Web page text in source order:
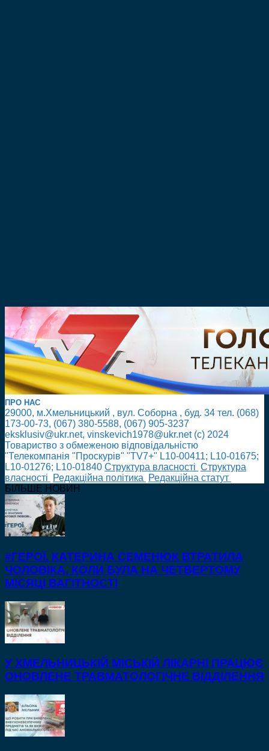
ПРО НАС
29000, м.Хмельницький , вул. Соборна , буд. 34 тел. (068)
173-00-73, (067) 380-5588, (067) 905-3237
eksklusiv@ukr.net, vinskevich1978@ukr.net (с) 2024
Товариство з обмеженою відповідальністю
"Телекомпанія "Проскурів" "TV7+" L10-00411; L10-01675;
L10-01276; L10-01840 Cтруктура власності Cтруктура
власності
Редакційна політика
Редакційна статут
БІЛЬШЕ НОВИН
#ГЕРОЇ. КАТЕРИНА СЕМЕНЮК ВТРАТИЛА
ЧОЛОВІКА, КОЛИ БУЛА НА ЧЕТВЕРТОМУ
МІСЯЦІ ВАГІТНОСТІ
У ХМЕЛЬНИЦЬКІЙ МІСЬКІЙ ЛІКАРНІ ПРАЦЮЄ
ОНОВЛЕНЕ ТРАВМАТОЛОГІЧНЕ ВІДДІЛЕННЯ